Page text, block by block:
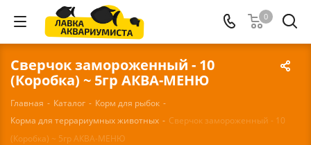
0
Сверчок замороженный - 10
(Коробка) ~ 5гр АКВА-МЕНЮ
Главная - Каталог - Корм для рыбок -
Корма для террариумных животных - Сверчок замороженный - 10
(Коробка) ~ 5гр АКВА-МЕНЮ